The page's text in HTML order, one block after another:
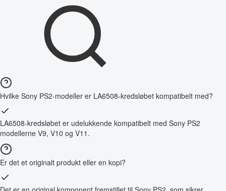
Hvilke Sony PS2-modeller er LA6508-kredsløbet kompatibelt med?
LA6508-kredsløbet er udelukkende kompatibelt med Sony PS2
modellerne V9, V10 og V11.
Er det et originalt produkt eller en kopi?